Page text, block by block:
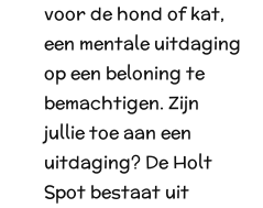
voor de hond of kat,
een mentale uitdaging
op een beloning te
bemachtigen. Zijn
jullie toe aan een
uitdaging? De Holt
Spot bestaat uit